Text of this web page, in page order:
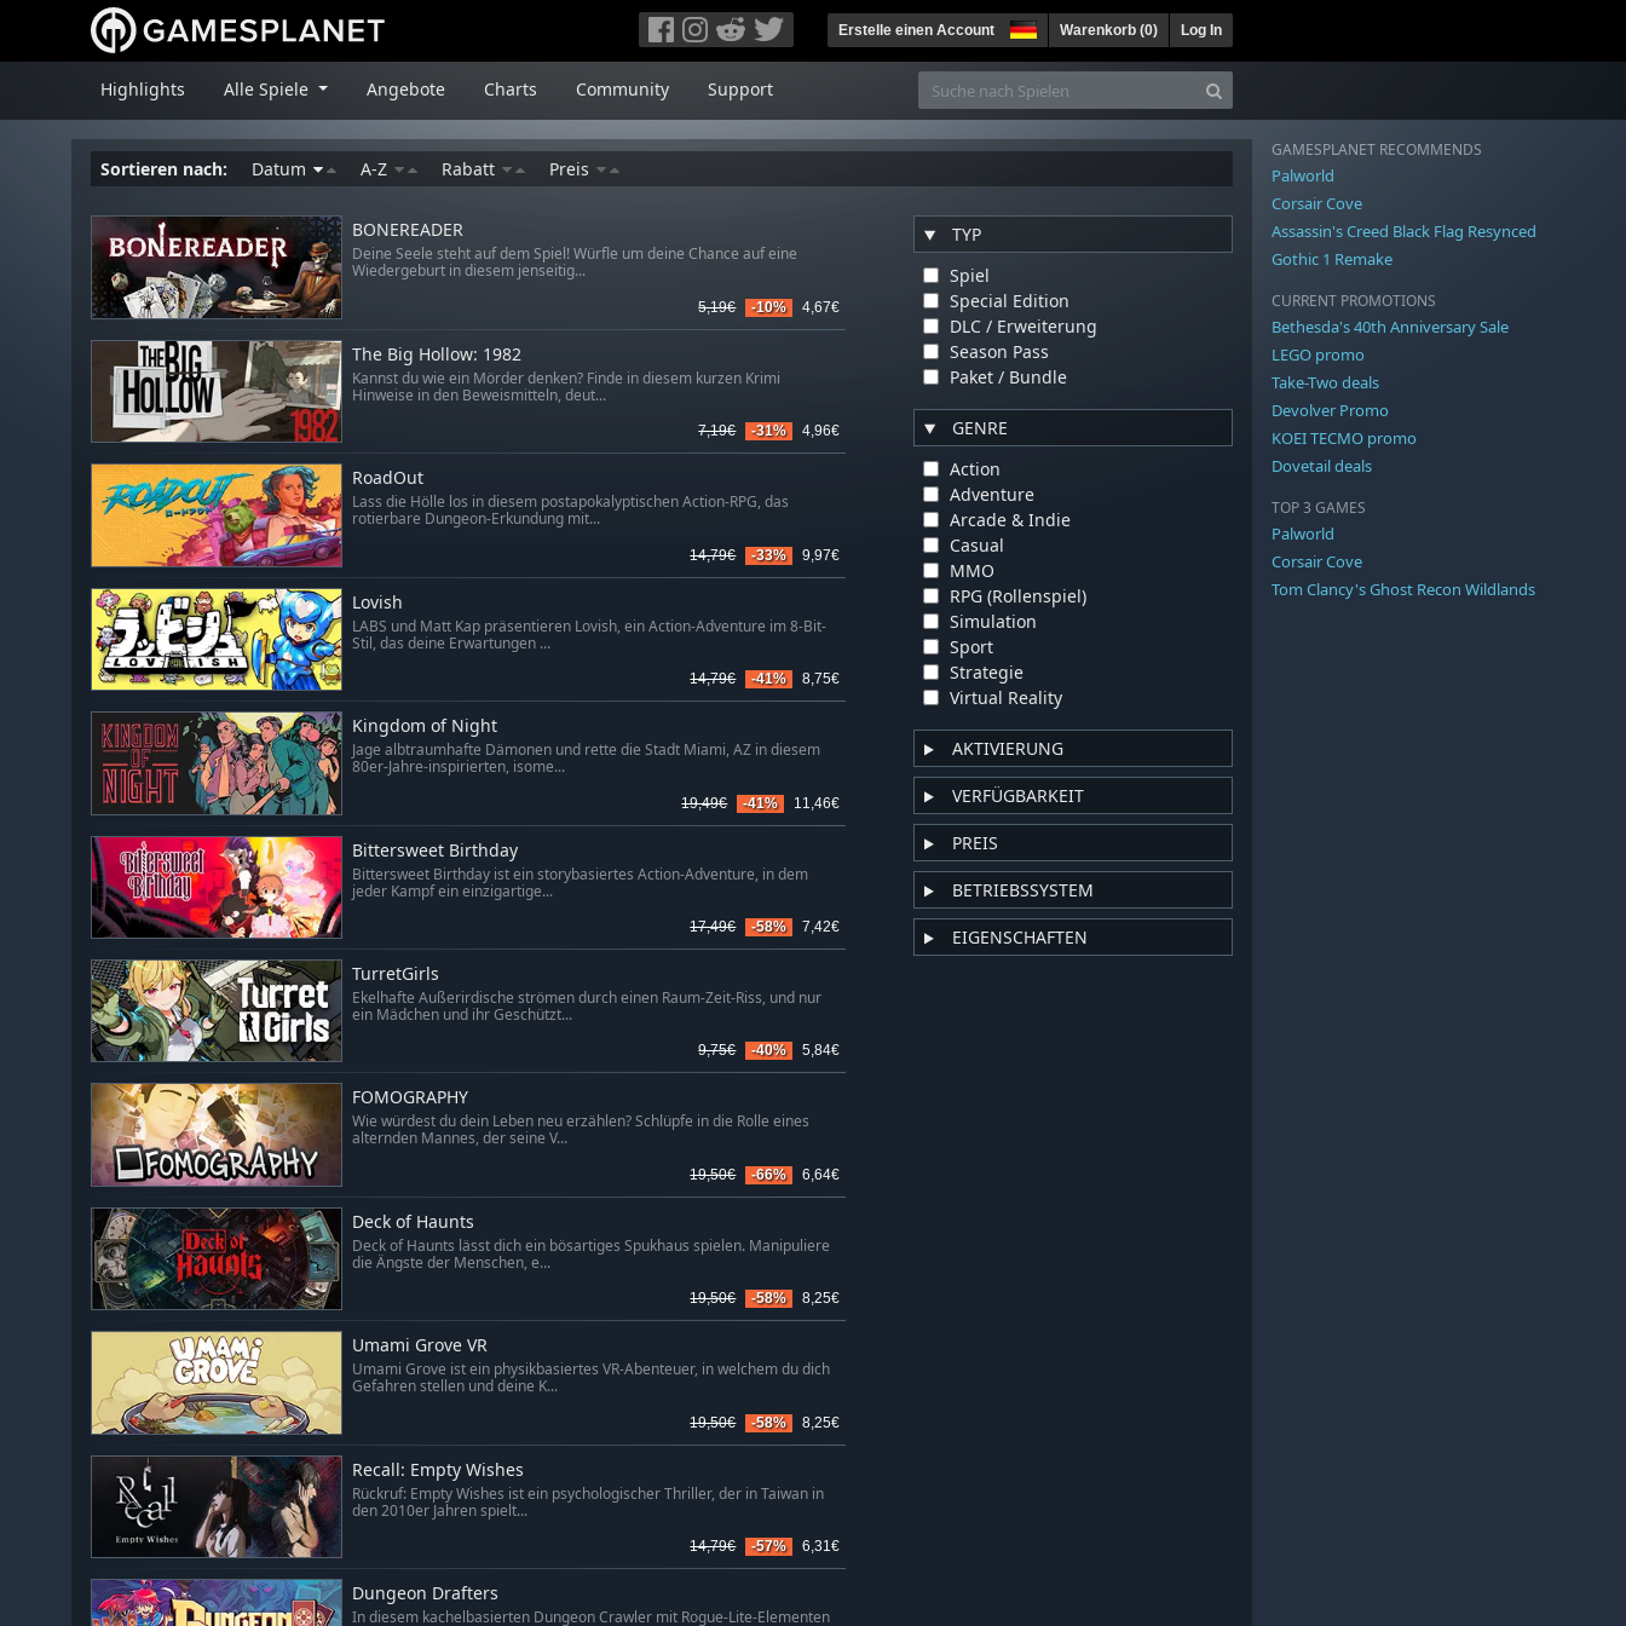
Erstelle einen Account Warenkorb (0) Log In
Highlights Alle Spiele Angebote Charts Community Support
Sortieren nach: Datum A-Z Rabatt Preis
BONEREADER
Deine Seele steht auf dem Spiel! Würfle um deine Chance auf eine
Wiedergeburt in diesem jenseitig...
5,19€ -10% 4,67€
The Big Hollow: 1982
Kannst du wie ein Mörder denken? Finde in diesem kurzen Krimi
Hinweise in den Beweismitteln, deut...
7,19€ -31% 4,96€
RoadOut
Lass die Hölle los in diesem postapokalyptischen Action-RPG, das
rotierbare Dungeon-Erkundung mit...
14,79€ -33% 9,97€
Lovish
LABS und Matt Kap präsentieren Lovish, ein Action-Adventure im 8-Bit-
Stil, das deine Erwartungen ...
14,79€ -41% 8,75€
Kingdom of Night
Jage albtraumhafte Dämonen und rette die Stadt Miami, AZ in diesem
80er-Jahre-inspirierten, isome...
19,49€ -41% 11,46€
Bittersweet Birthday
Bittersweet Birthday ist ein storybasiertes Action-Adventure, in dem
jeder Kampf ein einzigartige...
17,49€ -58% 7,42€
TurretGirls
Ekelhafte Außerirdische strömen durch einen Raum-Zeit-Riss, und nur
ein Mädchen und ihr Geschützt...
9,75€ -40% 5,84€
FOMOGRAPHY
Wie würdest du dein Leben neu erzählen? Schlüpfe in die Rolle eines
alternden Mannes, der seine V...
19,50€ -66% 6,64€
Deck of Haunts
Deck of Haunts lässt dich ein bösartiges Spukhaus spielen. Manipuliere
die Ängste der Menschen, e...
19,50€ -58% 8,25€
Umami Grove VR
Umami Grove ist ein physikbasiertes VR-Abenteuer, in welchem du dich
Gefahren stellen und deine K...
19,50€ -58% 8,25€
Recall: Empty Wishes
Rückruf: Empty Wishes ist ein psychologischer Thriller, der in Taiwan in
den 2010er Jahren spielt...
14,79€ -57% 6,31€
Dungeon Drafters
In diesem kachelbasierten Dungeon Crawler mit Rogue-Lite-Elementen
TYP
Spiel
Special Edition
DLC / Erweiterung
Season Pass
Paket / Bundle
GENRE
Action
Adventure
Arcade & Indie
Casual
MMO
RPG (Rollenspiel)
Simulation
Sport
Strategie
Virtual Reality
AKTIVIERUNG
VERFÜGBARKEIT
PREIS
BETRIEBSSYSTEM
EIGENSCHAFTEN
GAMESPLANET RECOMMENDS
Palworld
Corsair Cove
Assassin's Creed Black Flag Resynced
Gothic 1 Remake
CURRENT PROMOTIONS
Bethesda's 40th Anniversary Sale
LEGO promo
Take-Two deals
Devolver Promo
KOEI TECMO promo
Dovetail deals
TOP 3 GAMES
Palworld
Corsair Cove
Tom Clancy's Ghost Recon Wildlands